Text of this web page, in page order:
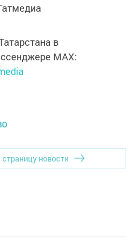
в
MАХ:
страницу новости